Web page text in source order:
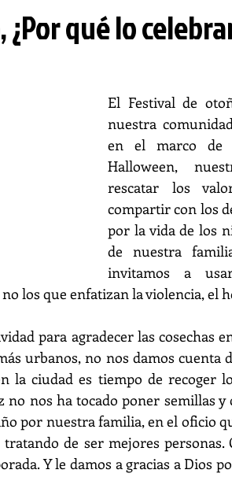
qué lo
El Festival de
nuestra
en el marco de
Halloween,
rescatar los
compartir con los
por la vida de los
de nuestra
invitamos a
los que enfatizan la violencia, el
para agradecer las cosechas
urbanos, no nos damos cuenta
la ciudad es tiempo de recoger
no nos ha tocado poner semillas
por nuestra familia, en el oficio
de ser mejores personas.
Y le damos a gracias a Dios